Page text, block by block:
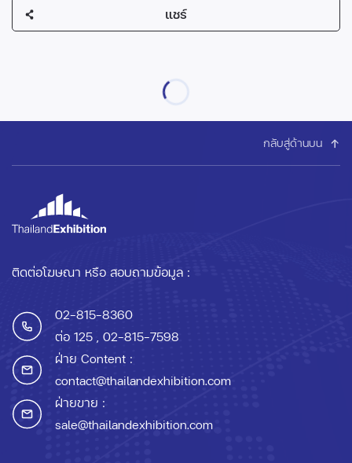
แชร์
กลับสู่ด้านบน
ติดต่อโฆษณา หรือ สอบถามข้อมูล :
02-815-8360
ต่อ 125 , 02-815-7598
ฝ่าย Content :
contact@thailandexhibition.com
ฝ่ายขาย :
sale@thailandexhibition.com